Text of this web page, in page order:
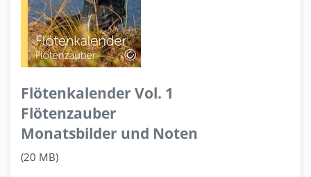
Flötenkalender Vol. 1
Flötenzauber
Monatsbilder und Noten
(20 MB)